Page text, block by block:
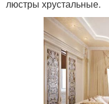
люстры хрустальные.